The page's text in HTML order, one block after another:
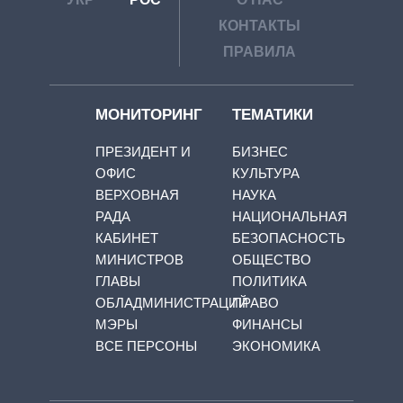
КОНТАКТЫ
ПРАВИЛА
МОНИТОРИНГ
ПРЕЗИДЕНТ И
ОФИС
ВЕРХОВНАЯ
РАДА
КАБИНЕТ
МИНИСТРОВ
ГЛАВЫ
ОБЛАДМИНИСТРАЦИЙ
МЭРЫ
ВСЕ ПЕРСОНЫ
ТЕМАТИКИ
БИЗНЕС
КУЛЬТУРА
НАУКА
НАЦИОНАЛЬНАЯ
БЕЗОПАСНОСТЬ
ОБЩЕСТВО
ПОЛИТИКА
ПРАВО
ФИНАНСЫ
ЭКОНОМИКА